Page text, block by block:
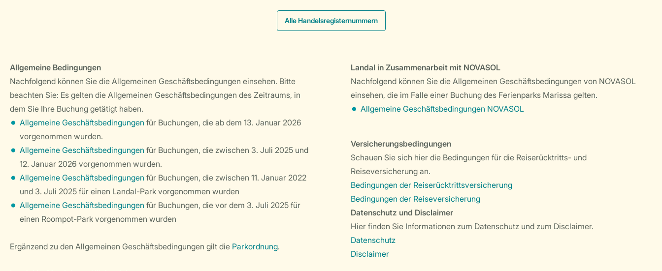
Alle Handelsregisternummern
Allgemeine Bedingungen
Nachfolgend können Sie die Allgemeinen Geschäftsbedingungen einsehen. Bitte
beachten Sie: Es gelten die Allgemeinen Geschäftsbedingungen des Zeitraums, in
dem Sie Ihre Buchung getätigt haben.
Allgemeine Geschäftsbedingungen für Buchungen, die ab dem 13. Januar 2026
vorgenommen wurden.
Allgemeine Geschäftsbedingungen für Buchungen, die zwischen 3. Juli 2025 und
12. Januar 2026 vorgenommen wurden.
Allgemeine Geschäftsbedingungen für Buchungen, die zwischen 11. Januar 2022
und 3. Juli 2025 für einen Landal-Park vorgenommen wurden
Allgemeine Geschäftsbedingungen für Buchungen, die vor dem 3. Juli 2025 für
einen Roompot-Park vorgenommen wurden
Ergänzend zu den Allgemeinen Geschäftsbedingungen gilt die Parkordnung.
Landal in Zusammenarbeit mit NOVASOL
Nachfolgend können Sie die Allgemeinen Geschäftsbedingungen von NOVASOL
einsehen, die im Falle einer Buchung des Ferienparks Marissa gelten.
Allgemeine Geschäftsbedingungen NOVASOL
Versicherungsbedingungen
Schauen Sie sich hier die Bedingungen für die Reiserücktritts- und
Reiseversicherung an.
Bedingungen der Reiserücktrittsversicherung
Bedingungen der Reiseversicherung
Datenschutz und Disclaimer
Hier finden Sie Informationen zum Datenschutz und zum Disclaimer.
Datenschutz
Disclaimer